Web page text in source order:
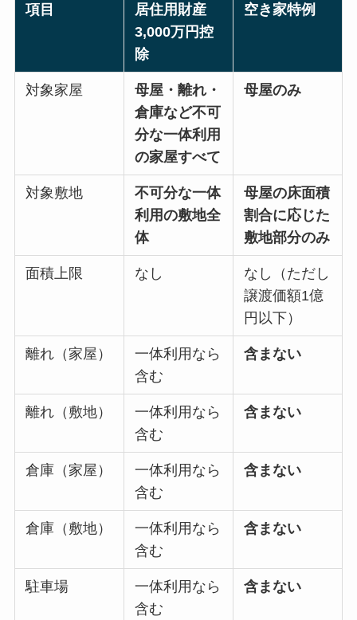
項目
居住用財産
3,000万円控
除
空き家特例
対象家屋
母屋・離れ・
倉庫など不可
分な一体利用
の家屋すべて
母屋のみ
対象敷地
不可分な一体
利用の敷地全
体
母屋の床面積
割合に応じた
敷地部分のみ
面積上限 なし
なし（ただし
譲渡価額1億
円以下）
離れ（家屋）
一体利用なら
含む
含まない
離れ（敷地）
一体利用なら
含む
含まない
倉庫（家屋）
一体利用なら
含む
含まない
倉庫（敷地）
一体利用なら
含む
含まない
駐車場
一体利用なら
含む
含まない